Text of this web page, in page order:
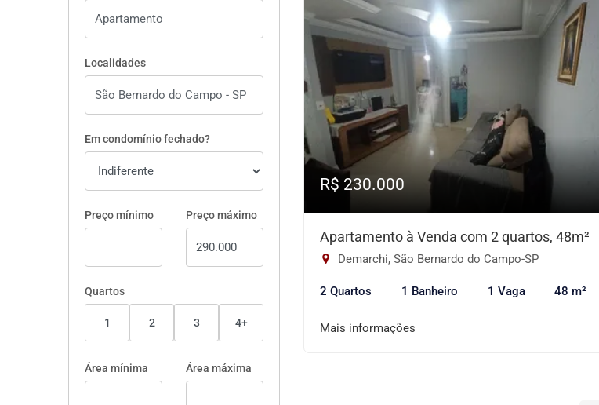
Localidades
Em condomínio fechado?
Preço mínimo Preço máximo
Quartos
1 2 3 4+
Área mínima Área máxima
R$ 230.000
Apartamento à Venda com 2 quartos, 48m²
Demarchi, São Bernardo do Campo-SP
2 Quartos 1 Banheiro 1 Vaga 48 m²
Mais informações